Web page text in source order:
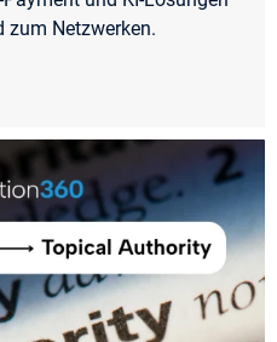
zum Netzwerken.